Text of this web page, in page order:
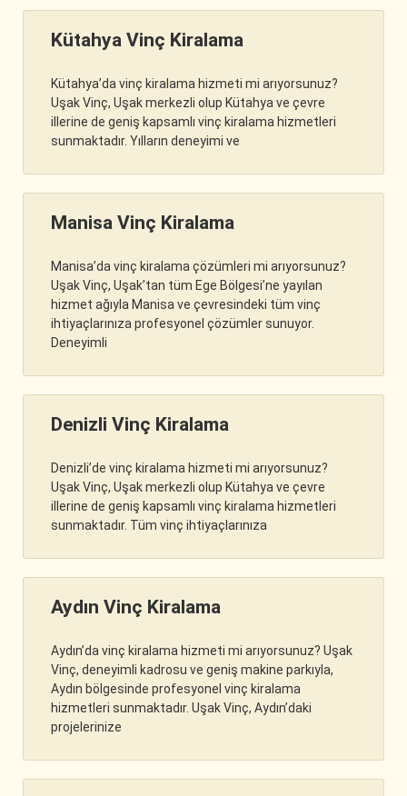
Kütahya Vinç Kiralama
Kütahya’da vinç kiralama hizmeti mi arıyorsunuz?
Uşak Vinç, Uşak merkezli olup Kütahya ve çevre
illerine de geniş kapsamlı vinç kiralama hizmetleri
sunmaktadır. Yılların deneyimi ve
Manisa Vinç Kiralama
Manisa’da vinç kiralama çözümleri mi arıyorsunuz?
Uşak Vinç, Uşak’tan tüm Ege Bölgesi’ne yayılan
hizmet ağıyla Manisa ve çevresindeki tüm vinç
ihtiyaçlarınıza profesyonel çözümler sunuyor.
Deneyimli
Denizli Vinç Kiralama
Denizli’de vinç kiralama hizmeti mi arıyorsunuz?
Uşak Vinç, Uşak merkezli olup Kütahya ve çevre
illerine de geniş kapsamlı vinç kiralama hizmetleri
sunmaktadır. Tüm vinç ihtiyaçlarınıza
Aydın Vinç Kiralama
Aydın’da vinç kiralama hizmeti mi arıyorsunuz? Uşak
Vinç, deneyimli kadrosu ve geniş makine parkıyla,
Aydın bölgesinde profesyonel vinç kiralama
hizmetleri sunmaktadır. Uşak Vinç, Aydın’daki
projelerinize